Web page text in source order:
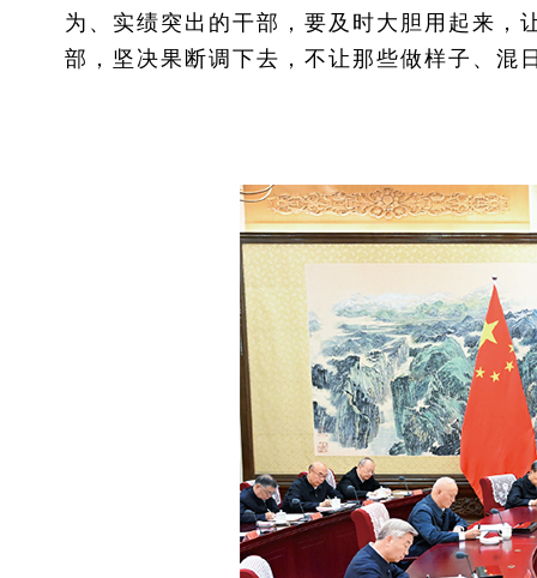
为、实绩突出的干部，要及时大胆用起来，
部，坚决果断调下去，不让那些做样子、混